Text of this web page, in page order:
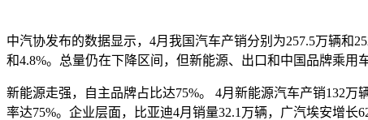
中汽协发布的数据显示，4月我国汽车产销分别为257.5万辆和
和4.8%。总量仍在下降区间，但新能源、出口和中国品牌乘用
新能源走强，自主品牌占比达75%。 4月新能源汽车产销132万
率达75%。企业层面，比亚迪4月销量32.1万辆，广汽埃安增长